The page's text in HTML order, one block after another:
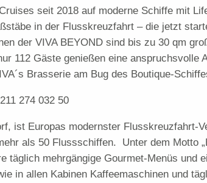
seit 2018 auf moderne Schiffe mit
in der Flusskreuzfahrt – die jetzt
der VIVA BEYOND sind bis zu 30 qm
112 Gäste genießen eine anspruchsvolle
Brasserie am Bug des Boutique-
274 032 50
ist Europas modernster Flusskreuzfahrt-
als 50 Flussschiffen. Unter dem Motto
täglich mehrgängige Gourmet-Menüs und
in allen Kabinen Kaffeemaschinen und